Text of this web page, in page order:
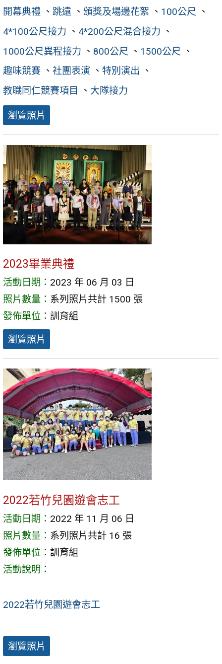
開幕典禮 、 跳遠 、 頒獎及場邊花絮 、 100公尺 、
4*100公尺接力 、 4*200公尺混合接力 、
1000公尺異程接力 、 800公尺 、 1500公尺 、
趣味競賽 、 社團表演 、 特別演出 、
教職同仁競賽項目
、 大隊接力
瀏覽照片
2023畢業典禮
活動日期： 2023 年 06 月 03 日
照片數量： 系列照片共計 1500 張
發佈單位： 訓育組
瀏覽照片
2022若竹兒園遊會志工
活動日期： 2022 年 11 月 06 日
照片數量： 系列照片共計 16 張
發佈單位： 訓育組
活動說明：
2022若竹兒園遊會志工
瀏覽照片